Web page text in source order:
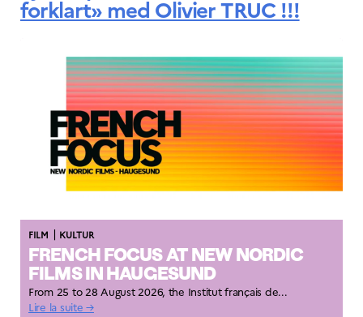
forklart» med Olivier TRUC !!!
FILM | KULTUR
FRENCH FOCUS AT NEW NORDIC
FILMS IN HAUGESUND
From 25 to 28 August 2026, the Institut français de...
Lire la suite →